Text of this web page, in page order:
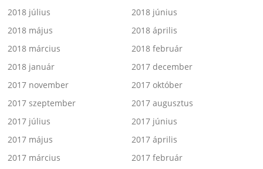
2018 július
2018 június
2018 május
2018 április
2018 március
2018 február
2018 január
2017 december
2017 november
2017 október
2017 szeptember
2017 augusztus
2017 július
2017 június
2017 május
2017 április
2017 március
2017 február